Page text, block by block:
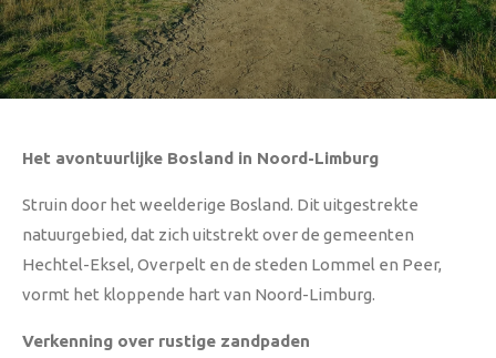
Het avontuurlijke Bosland in Noord-Limburg
Struin door het weelderige Bosland. Dit uitgestrekte
natuurgebied, dat zich uitstrekt over de gemeenten
Hechtel-Eksel, Overpelt en de steden Lommel en Peer,
vormt het kloppende hart van Noord-Limburg.
Verkenning over rustige zandpaden